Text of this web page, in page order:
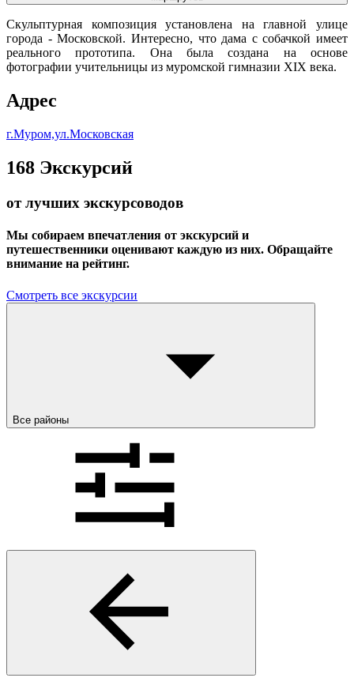
Скульптурная композиция установлена на главной улице
города - Московской. Интересно, что дама с собачкой имеет
реального прототипа. Она была создана на основе
фотографии учительницы из муромской гимназии XIX века.
Адрес
г.Муром,ул.Московская
168 Экскурсий
от лучших экскурсоводов
Мы собираем впечатления от экскурсий и
путешественники оценивают каждую из них. Обращайте
внимание на рейтинг.
Смотреть все экскурсии
Все районы